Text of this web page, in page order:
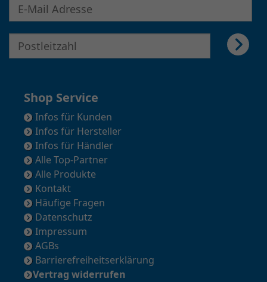
Shop Service
Infos für Kunden
Infos für Hersteller
Infos für Händler
Alle Top-Partner
Alle Produkte
Kontakt
Häufige Fragen
Datenschutz
Impressum
AGBs
Barrierefreiheitserklärung
Vertrag widerrufen